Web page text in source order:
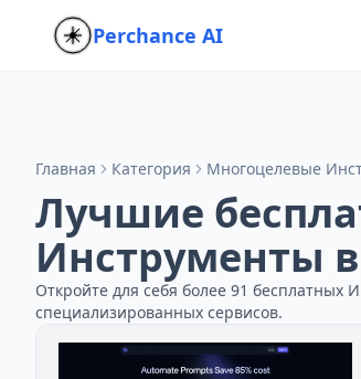
Perchance AI
Главная Категория Многоцелевые
Лучшие
Инструменты
Откройте для себя более 91
специализированных сервисов.